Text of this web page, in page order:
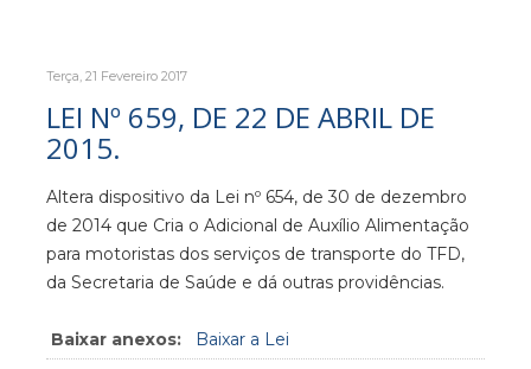
Terça, 21 Fevereiro 2017
LEI Nº 659, DE 22 DE ABRIL DE
2015.
Altera dispositivo da Lei nº 654, de 30 de dezembro
de 2014 que Cria o Adicional de Auxílio Alimentação
para motoristas dos serviços de transporte do TFD,
da Secretaria de Saúde e dá outras providências.
Baixar anexos: Baixar a Lei